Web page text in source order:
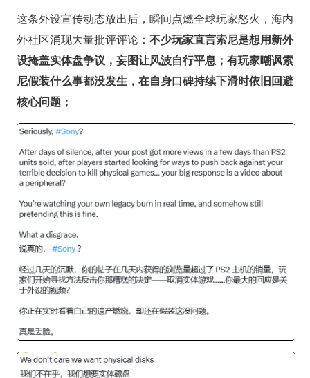
这条外设宣传动态放出后，瞬间点燃全球玩家怒火，海内
外社区涌现大量批评评论： 不少玩家直言索尼是想用新外
设掩盖实体盘争议，妄图让风波自行平息；有玩家嘲讽索
尼假装什么事都没发生，在自身口碑持续下滑时依旧回避
核心问题；